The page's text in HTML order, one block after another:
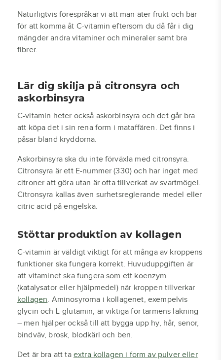
Naturligtvis förespråkar vi att man äter frukt och bär
för att komma åt C-vitamin eftersom du då får i dig
mängder andra vitaminer och mineraler samt bra
fibrer.
Lär dig skilja på citronsyra och
askorbinsyra
C-vitamin heter också askorbinsyra och det går bra
att köpa det i sin rena form i mataffären. Det finns i
påsar bland kryddorna.
Askorbinsyra ska du inte förväxla med citronsyra.
Citronsyra är ett E-nummer (330) och har inget med
citroner att göra utan är ofta tillverkat av svartmögel.
Citronsyra kallas även surhetsreglerande medel eller
citric acid på engelska.
Stöttar produktion av kollagen
C-vitamin är väldigt viktigt för att många av kroppens
funktioner ska fungera korrekt. Huvuduppgiften är
att vitaminet ska fungera som ett koenzym
(katalysator eller hjälpmedel) när kroppen tillverkar
kollagen. Aminosyrorna i kollagenet, exempelvis
glycin och L-glutamin, är viktiga för tarmens läkning
– men hjälper också till att bygga upp hy, hår, senor,
bindväv, brosk, blodkärl och ben.
Det är bra att ta extra kollagen i form av pulver eller